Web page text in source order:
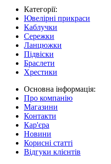
Категорії:
Ювелірні прикраси
Каблучки
Сережки
Ланцюжки
Підвіски
Браслети
Хрестики
Основна інформація:
Про компанію
Магазини
Контакти
Кар'єра
Новини
Корисні статті
Відгуки клієнтів